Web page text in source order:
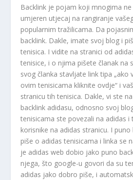
Backlink je pojam koji mnogima
umjeren utjecaj na rangiranje
popularnim tražilicama. Da
backlink. Dakle, imate svoj blog i
tenisica. I vidite na stranici od
tenisice, i o njima pišete članak na
svog članka stavljate link tipa „ako
ovim tenisicama kliknite ovdje“ i
stranicu tih tenisica. Dakle, vi ste
backlink adidasu, odnosno svoj
tenisicama ste povezali na adidas i
korisnike na adidas stranicu. I
piše o adidas tenisicama i linka se
je adidas web dobio jako puno
njega, što google-u govori da su
adidas jako dobro piše, i